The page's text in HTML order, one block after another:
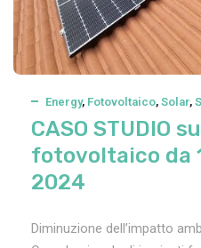
Energy, Fotovoltaico, Solar,
CASO STUDIO
fotovoltaico da
2024
Diminuzione dell’impatto